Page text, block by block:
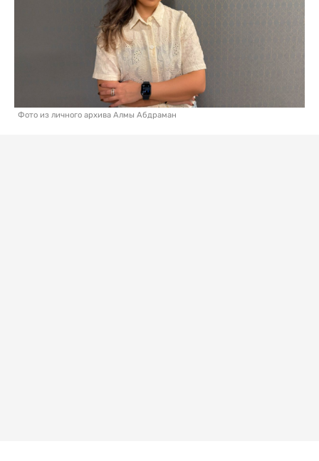
Фото из личного архива Алмы Абдраман